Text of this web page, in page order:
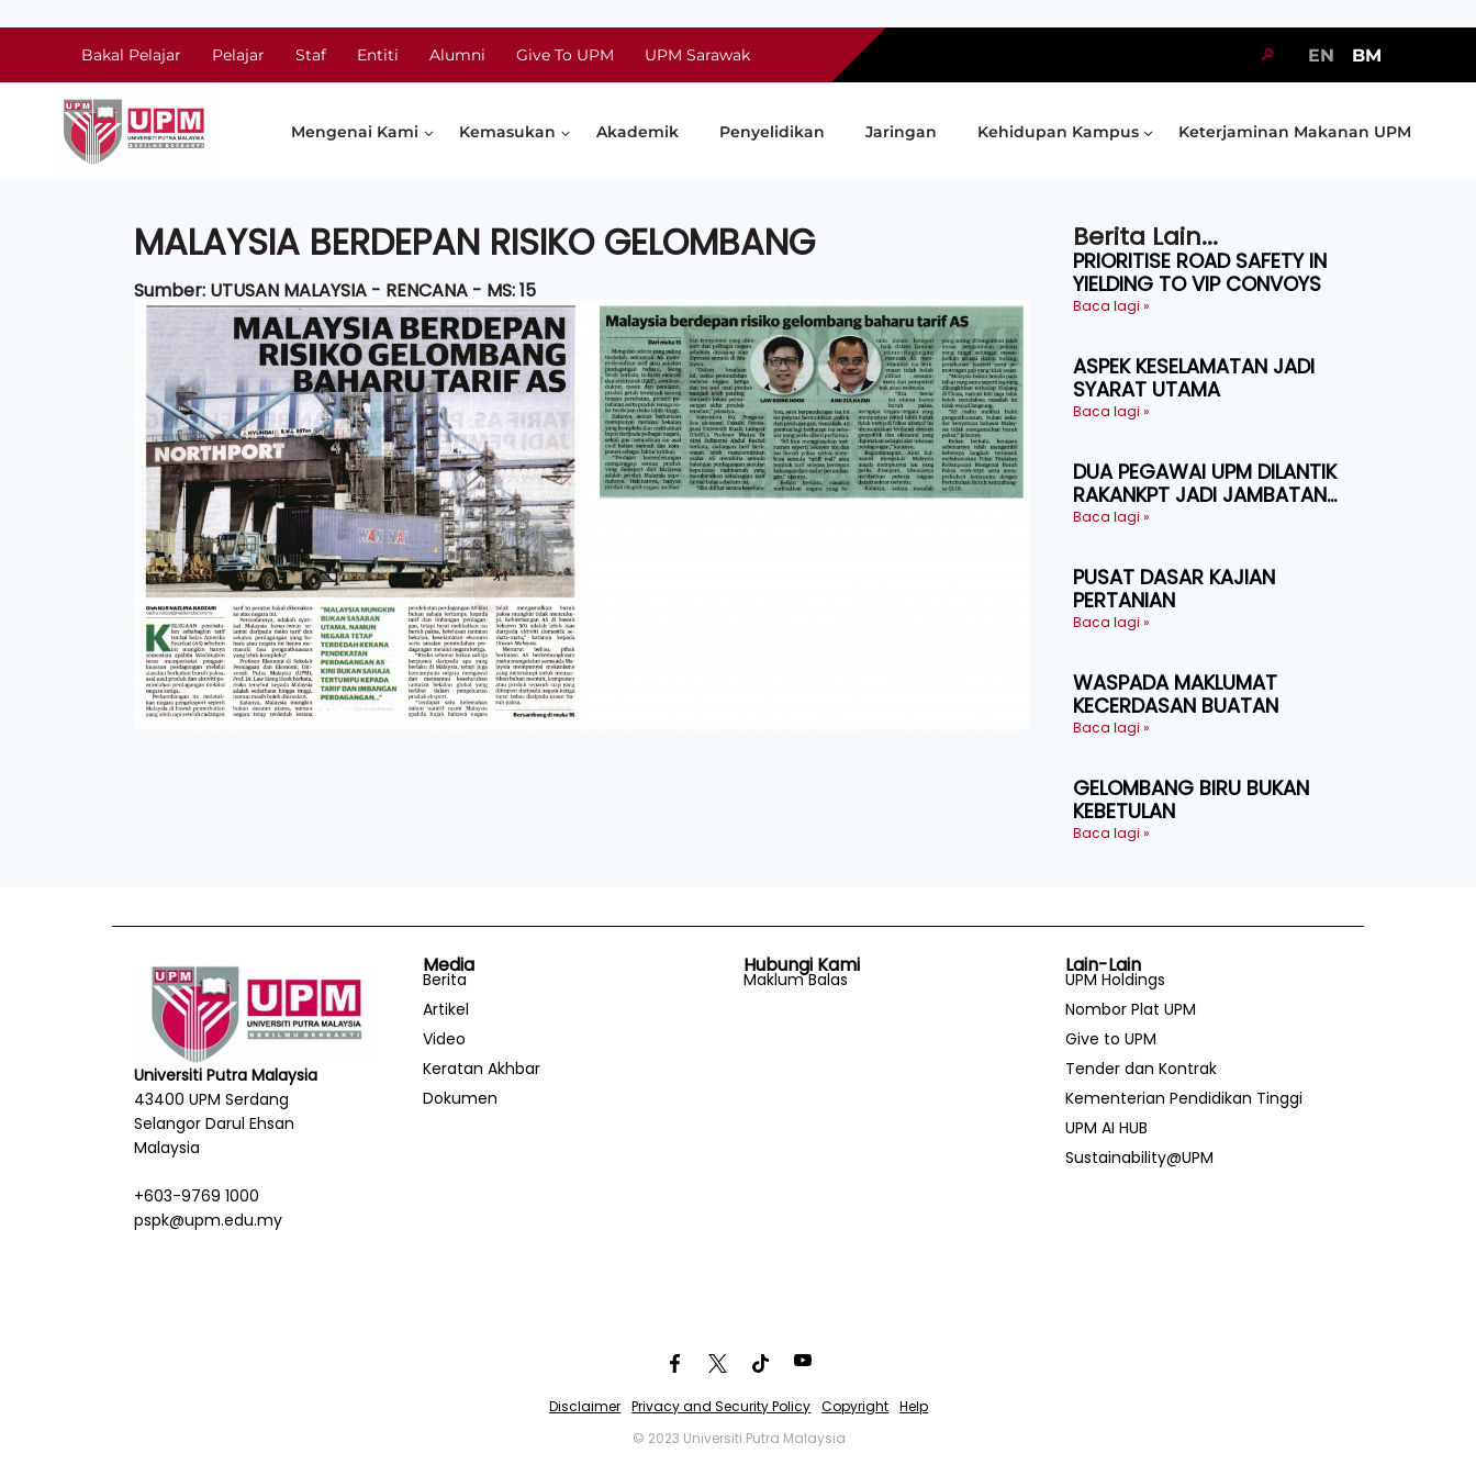
Bakal Pelajar Pelajar Staf Entiti Alumni Give To UPM UPM Sarawak 🔎 EN BM
Mengenai Kami Kemasukan Akademik Penyelidikan Jaringan Kehidupan Kampus Keterjaminan Makanan UPM
MALAYSIA BERDEPAN RISIKO GELOMBANG
Sumber: UTUSAN MALAYSIA - RENCANA - MS: 15
Berita Lain...
PRIORITISE ROAD SAFETY IN
YIELDING TO VIP CONVOYS
Baca lagi »
ASPEK KESELAMATAN JADI
SYARAT UTAMA
Baca lagi »
DUA PEGAWAI UPM DILANTIK
RAKANKPT JADI JAMBATAN
MAKLUMAT AKAR UMBI
Baca lagi »
PUSAT DASAR KAJIAN
PERTANIAN
Baca lagi »
WASPADA MAKLUMAT
KECERDASAN BUATAN
Baca lagi »
GELOMBANG BIRU BUKAN
KEBETULAN
Baca lagi »
Universiti Putra Malaysia
43400 UPM Serdang
Selangor Darul Ehsan
Malaysia
+603-9769 1000
pspk@upm.edu.my
Media
Berita
Artikel
Video
Keratan Akhbar
Dokumen
Hubungi Kami
Maklum Balas
Lain-Lain
UPM Holdings
Nombor Plat UPM
Give to UPM
Tender dan Kontrak
Kementerian Pendidikan Tinggi
UPM AI HUB
Sustainability@UPM
Disclaimer Privacy and Security Policy Copyright
Help
© 2023 Universiti Putra Malaysia